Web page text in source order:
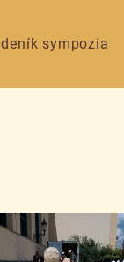
deník sympozia